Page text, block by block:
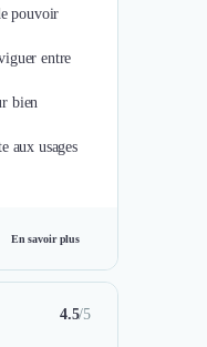
pouvoir
entre
bien
aux usages
En savoir plus
4.5/5